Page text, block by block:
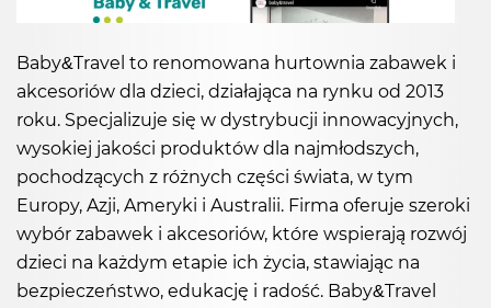
Baby&Travel to renomowana hurtownia zabawek i
akcesoriów dla dzieci, działająca na rynku od 2013
roku. Specjalizuje się w dystrybucji innowacyjnych,
wysokiej jakości produktów dla najmłodszych,
pochodzących z różnych części świata, w tym
Europy, Azji, Ameryki i Australii. Firma oferuje szeroki
wybór zabawek i akcesoriów, które wspierają rozwój
dzieci na każdym etapie ich życia, stawiając na
bezpieczeństwo, edukację i radość. Baby&Travel